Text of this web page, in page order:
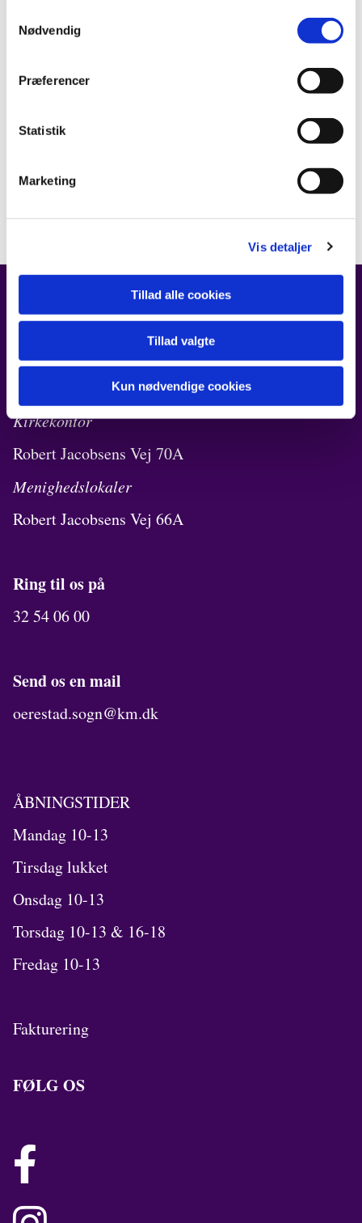
Nødvendig
Præferencer
Statistik
Marketing
Vis detaljer
Tillad alle cookies
Tillad valgte
Kun nødvendige cookies
FIND OS
Kirken i Ørestad
Robert Jacobsens Vej 72B
Kirkekontor
Robert Jacobsens Vej 70A
Menighedslokaler
Robert Jacobsens Vej 66A
Ring til os på
32 54 06 00
Send os en mail
oerestad.sogn@km.dk
ÅBNINGSTIDER
Mandag 10-13
Tirsdag lukket
Onsdag 10-13
Torsdag 10-13 & 16-18
Fredag 10-13
Fakturering
FØLG OS
